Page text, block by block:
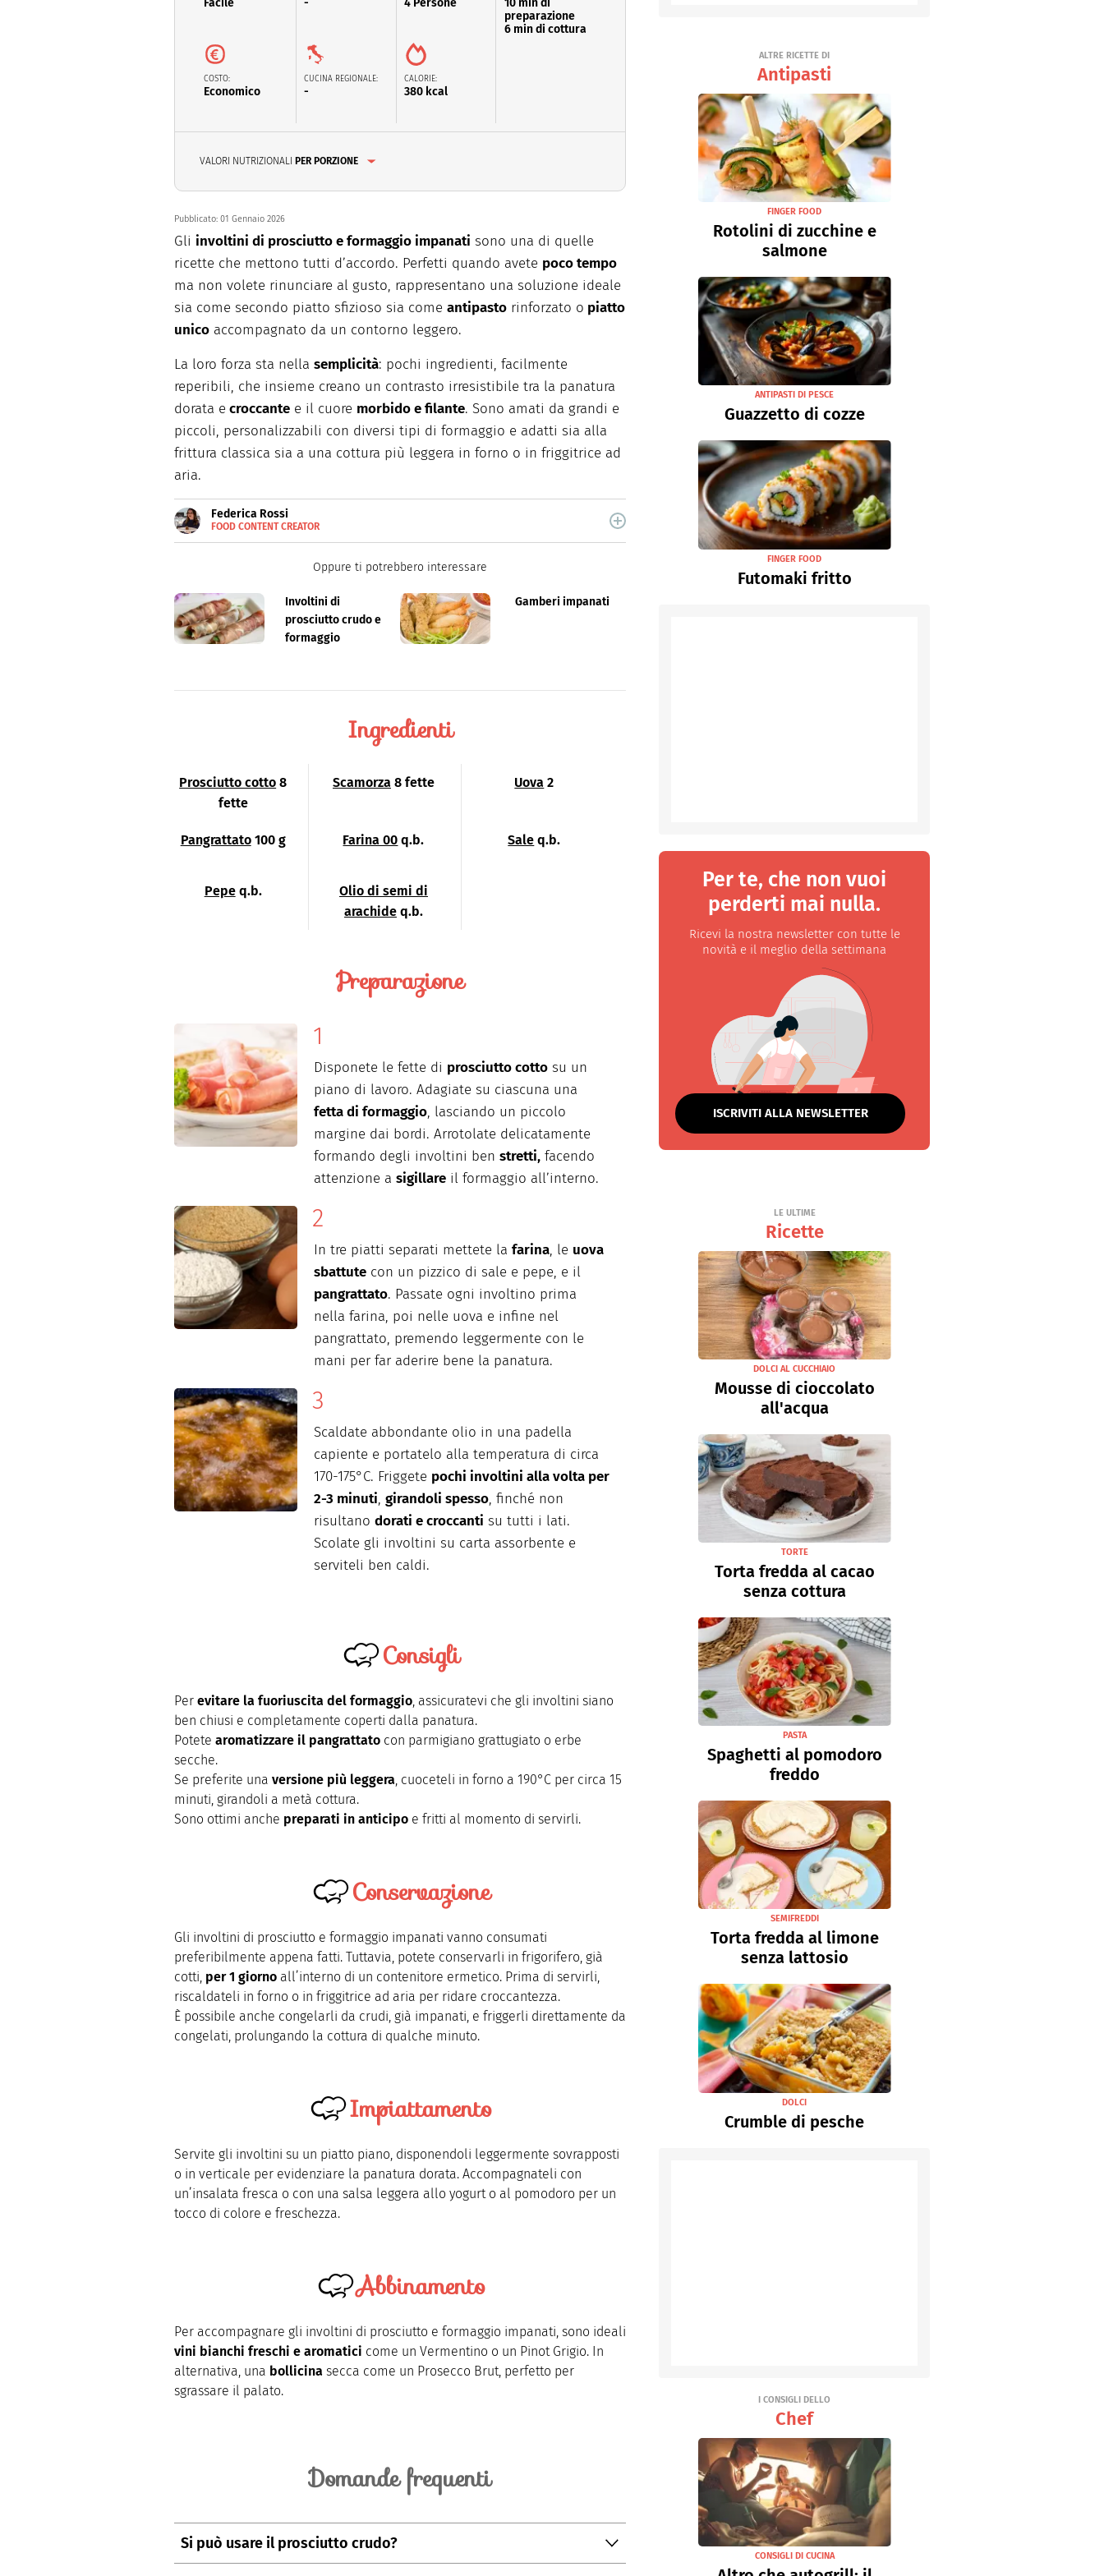
Dolci
Facile -
COSTO:
Economico
CUCINA REGIONALE:
-
4 Persone
CALORIE:
380 kcal
10 min di
preparazione
6 min di cottura
VALORI NUTRIZIONALI PER PORZIONE
Pubblicato: 01 Gennaio 2026
Gli involtini di prosciutto e formaggio impanati sono una di quelle
ricette che mettono tutti d’accordo. Perfetti quando avete poco tempo
ma non volete rinunciare al gusto, rappresentano una soluzione ideale
sia come secondo piatto sfizioso sia come antipasto rinforzato o piatto
unico accompagnato da un contorno leggero.
La loro forza sta nella semplicità: pochi ingredienti, facilmente
reperibili, che insieme creano un contrasto irresistibile tra la panatura
dorata e croccante e il cuore morbido e filante. Sono amati da grandi e
piccoli, personalizzabili con diversi tipi di formaggio e adatti sia alla
frittura classica sia a una cottura più leggera in forno o in friggitrice ad
aria.
Federica Rossi
FOOD CONTENT CREATOR
Food content creator, si occupa di tutto quello che ruota attorno alla cucina.
Oppure ti potrebbero interessare
Involtini di
prosciutto crudo e
formaggio
Gamberi impanati
Ingredienti
Prosciutto cotto 8
fette
Scamorza 8 fette Uova 2
Pangrattato 100 g Farina 00 q.b. Sale q.b.
Pepe q.b.
Olio di semi di
arachide q.b.
Preparazione
Disponete le fette di prosciutto cotto su un
piano di lavoro. Adagiate su ciascuna una
fetta di formaggio, lasciando un piccolo
margine dai bordi. Arrotolate delicatamente
formando degli involtini ben stretti, facendo
attenzione a sigillare il formaggio all’interno.
In tre piatti separati mettete la farina, le uova
sbattute con un pizzico di sale e pepe, e il
pangrattato. Passate ogni involtino prima
nella farina, poi nelle uova e infine nel
pangrattato, premendo leggermente con le
mani per far aderire bene la panatura.
Scaldate abbondante olio in una padella
capiente e portatelo alla temperatura di circa
170-175°C. Friggete pochi involtini alla volta per
2-3 minuti, girandoli spesso, finché non
risultano dorati e croccanti su tutti i lati.
Scolate gli involtini su carta assorbente e
serviteli ben caldi.
Consigli
Per evitare la fuoriuscita del formaggio, assicuratevi che gli involtini siano
ben chiusi e completamente coperti dalla panatura.
Potete aromatizzare il pangrattato con parmigiano grattugiato o erbe
secche.
Se preferite una versione più leggera, cuoceteli in forno a 190°C per circa 15
minuti, girandoli a metà cottura.
Sono ottimi anche preparati in anticipo e fritti al momento di servirli.
Conservazione
Gli involtini di prosciutto e formaggio impanati vanno consumati
preferibilmente appena fatti. Tuttavia, potete conservarli in frigorifero, già
cotti, per 1 giorno all’interno di un contenitore ermetico. Prima di servirli,
riscaldateli in forno o in friggitrice ad aria per ridare croccantezza.
È possibile anche congelarli da crudi, già impanati, e friggerli direttamente da
congelati, prolungando la cottura di qualche minuto.
Impiattamento
Servite gli involtini su un piatto piano, disponendoli leggermente sovrapposti
o in verticale per evidenziare la panatura dorata. Accompagnateli con
un’insalata fresca o con una salsa leggera allo yogurt o al pomodoro per un
tocco di colore e freschezza.
Abbinamento
Per accompagnare gli involtini di prosciutto e formaggio impanati, sono ideali
vini bianchi freschi e aromatici come un Vermentino o un Pinot Grigio. In
alternativa, una bollicina secca come un Prosecco Brut, perfetto per
sgrassare il palato.
Domande frequenti
Si può usare il prosciutto crudo?
ALTRE RICETTE DI
Antipasti
FINGER FOOD
Rotolini di zucchine e
salmone
ANTIPASTI DI PESCE
Guazzetto di cozze
FINGER FOOD
Futomaki fritto
Per te, che non vuoi
perderti mai nulla.
Ricevi la nostra newsletter con tutte le
novità e il meglio della settimana
ISCRIVITI ALLA NEWSLETTER
LE ULTIME
Ricette
DOLCI AL CUCCHIAIO
Mousse di cioccolato
all'acqua
TORTE
Torta fredda al cacao
senza cottura
PASTA
Spaghetti al pomodoro
freddo
SEMIFREDDI
Torta fredda al limone
senza lattosio
DOLCI
Crumble di pesche
I CONSIGLI DELLO
Chef
CONSIGLI DI CUCINA